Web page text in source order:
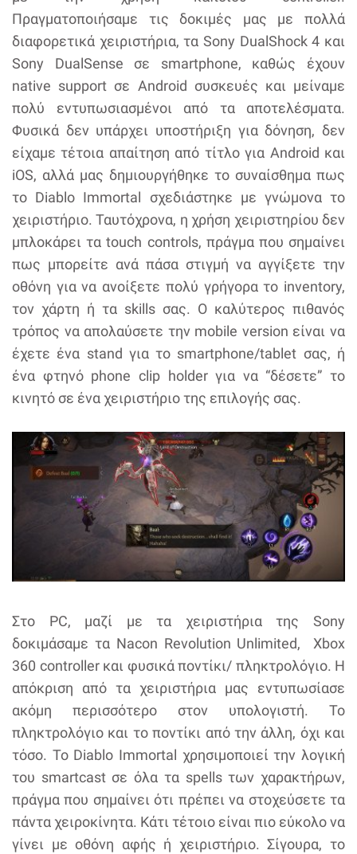
Πραγματοποιήσαμε τις δοκιμές μας με πολλά
διαφορετικά χειριστήρια, τα Sony DualShock 4 και
Sony DualSense σε smartphone, καθώς έχουν
native support σε Android συσκευές και μείναμε
πολύ εντυπωσιασμένοι από τα αποτελέσματα.
Φυσικά δεν υπάρχει υποστήριξη για δόνηση, δεν
είχαμε τέτοια απαίτηση από τίτλο για Android και
iOS, αλλά μας δημιουργήθηκε το συναίσθημα πως
το Diablo Immortal σχεδιάστηκε με γνώμονα το
χειριστήριο. Ταυτόχρονα, η χρήση χειριστηρίου δεν
μπλοκάρει τα touch controls, πράγμα που σημαίνει
πως μπορείτε ανά πάσα στιγμή να αγγίξετε την
οθόνη για να ανοίξετε πολύ γρήγορα το inventory,
τον χάρτη ή τα skills σας. Ο καλύτερος πιθανός
τρόπος να απολαύσετε την mobile version είναι να
έχετε ένα stand για το smartphone/tablet σας, ή
ένα φτηνό phone clip holder για να “δέσετε” το
κινητό σε ένα χειριστήριο της επιλογής σας.
Στο PC, μαζί με τα χειριστήρια της Sony
δοκιμάσαμε τα Nacon Revolution Unlimited, Xbox
360 controller και φυσικά ποντίκι/ πληκτρολόγιο. Η
απόκριση από τα χειριστήρια μας εντυπωσίασε
ακόμη περισσότερο στον υπολογιστή. Το
πληκτρολόγιο και το ποντίκι από την άλλη, όχι και
τόσο. Το Diablo Immortal χρησιμοποιεί την λογική
του smartcast σε όλα τα spells των χαρακτήρων,
πράγμα που σημαίνει ότι πρέπει να στοχεύσετε τα
πάντα χειροκίνητα. Κάτι τέτοιο είναι πιο εύκολο να
γίνει με οθόνη αφής ή χειριστήριο. Σίγουρα, το